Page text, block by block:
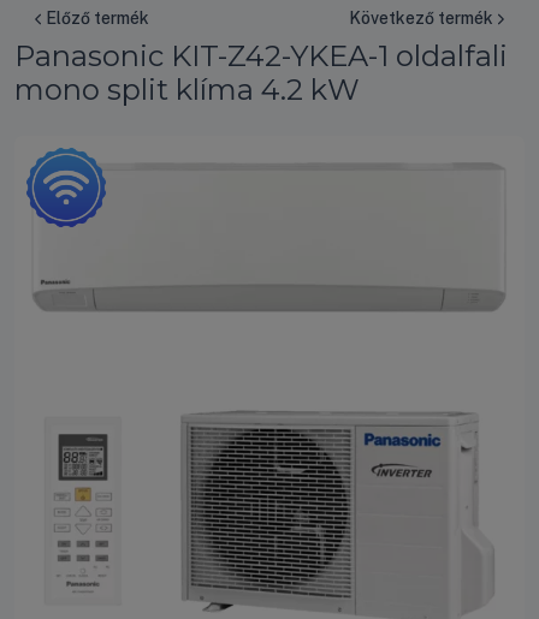
Előző termék Következő termék
Panasonic KIT-Z42-YKEA-1 oldalfali
mono split klíma 4.2 kW